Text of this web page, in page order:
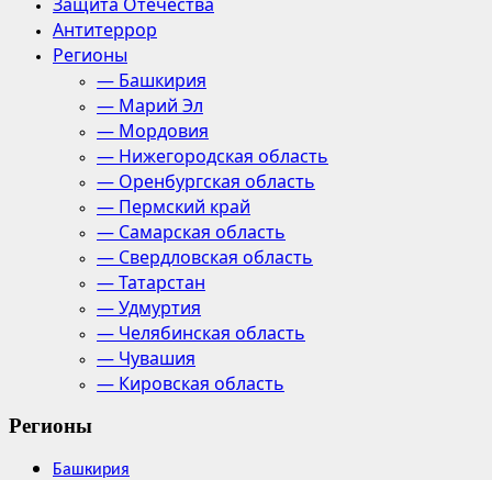
Антитеррор
Регионы
— Башкирия
— Марий Эл
— Мордовия
— Нижегородская область
— Оренбургская область
— Пермский край
— Самарская область
— Свердловская область
— Татарстан
— Удмуртия
— Челябинская область
— Чувашия
— Кировская область
Регионы
Башкирия